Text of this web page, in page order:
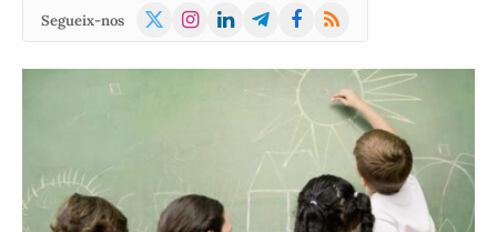
Segueix-nos
X
Instagram
LinkedInTelegramFacebook
RSS